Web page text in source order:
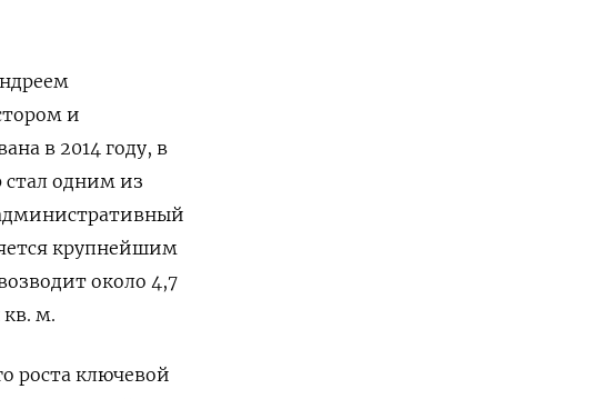
и
в 2014 году, в
стал одним из
крупнейшим
около 4,7
м.
роста ключевой